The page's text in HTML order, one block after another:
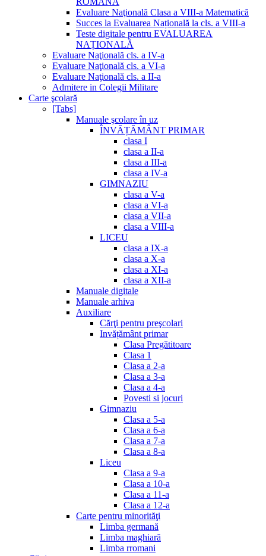
Evaluare Naţională Clasa a VIII-a Matematică
Succes la Evaluarea Națională la cls. a VIII-a
Teste digitale pentru EVALUAREA
NAȚIONALĂ
Evaluare Naţională cls. a IV-a
Evaluare Naţională cls. a VI-a
Evaluare Naţională cls. a II-a
Admitere in Colegii Militare
Carte şcolară
[Tabs]
Manuale şcolare în uz
ÎNVĂȚĂMÂNT PRIMAR
clasa I
clasa a II-a
clasa a III-a
clasa a IV-a
GIMNAZIU
clasa a V-a
clasa a VI-a
clasa a VII-a
clasa a VIII-a
LICEU
clasa a IX-a
clasa a X-a
clasa a XI-a
clasa a XII-a
Manuale digitale
Manuale arhiva
Auxiliare
Cărţi pentru preşcolari
Invățământ primar
Clasa Pregătitoare
Clasa 1
Clasa a 2-a
Clasa a 3-a
Clasa a 4-a
Povesti si jocuri
Gimnaziu
Clasa a 5-a
Clasa a 6-a
Clasa a 7-a
Clasa a 8-a
Liceu
Clasa a 9-a
Clasa a 10-a
Clasa a 11-a
Clasa a 12-a
Carte pentru minorităţi
Limba germană
Limba maghiară
Limba rromani